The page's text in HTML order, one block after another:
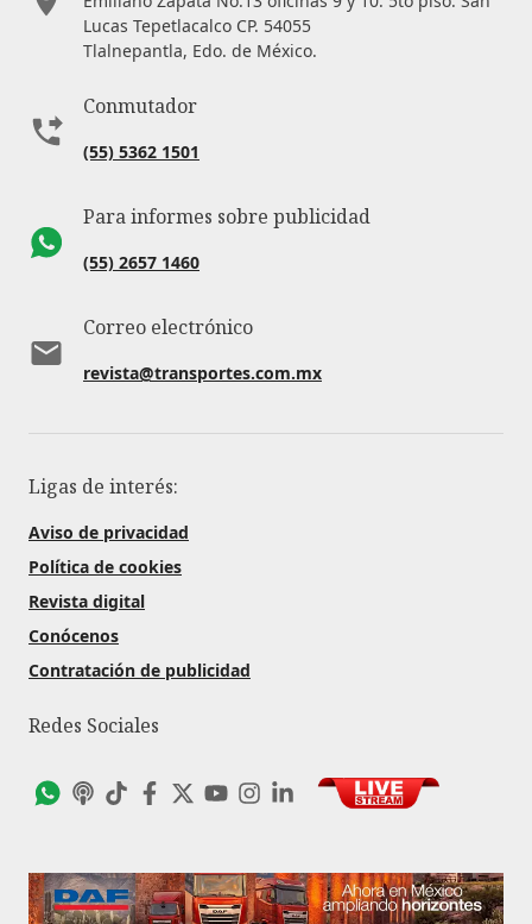
Lucas Tepetlacalco CP. 54055
Tlalnepantla, Edo. de México.
Conmutador
(55) 5362 1501
Para informes sobre publicidad
(55) 2657 1460
Correo electrónico
revista@transportes.com.mx
Ligas de interés:
Aviso de privacidad
Política de cookies
Revista digital
Conócenos
Contratación de publicidad
Redes Sociales